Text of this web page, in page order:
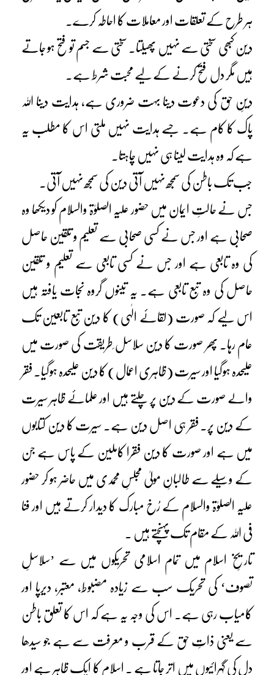
ہر طرح کے تعلقات اور معاملات کا احاطہ کرے۔
دین کبھی سختی سے نہیں پھیلتا۔ سختی سے جسم تو فتح ہو جاتے
ہیں مگر دل فتح کرنے کے لیے محبت شرط ہے۔
دینِ حق کی دعوت دینا بہت ضروری ہے، ہدایت دینا اللہ
پاک کا کام ہے۔ جسے ہدایت نہیں ملتی اس کا مطلب یہ
ہے کہ وہ ہدایت لینا ہی نہیں چاہتا۔
جب تک باطن کی سمجھ نہیں آتی دین کی سمجھ نہیں آتی۔
جس نے حالتِ ایمان میں حضور علیہ الصلوٰۃ والسلام کو دیکھا وہ
صحابی ہے اور جس نے کسی صحابی سے تعلیم و تلقین حاصل
کی وہ تابعی ہے اور جس نے کسی تابعی سے تعلیم و تلقین
حاصل کی وہ تبع تابعی ہے۔ یہ تینوں گروہ نجات یافتہ ہیں
اس لیے کہ صورت (لقائے الٰہی) کا دین تبع تابعین تک
عام رہا۔ پھر صورت کا دین سلاسل ِطریقت کی صورت میں
علیحدہ ہوگیا اور سیرت (ظاہری اعمال) کا دین علیحدہ ہوگیا۔ فقر
والے صورت کے دین پر چلتے ہیں اور علمائے ظاہر سیرت
کے دین پر۔ فقر ہی اصل دین ہے۔ سیرت کا دین کتابوں
میں ہے اور صورت کا دین فقرا کاملین کے پاس ہے جن
کے وسیلے سے طالبانِ مولیٰ مجلسِ محمدی میں حاضر ہو کر حضور
علیہ الصلوٰۃ والسلام کے رُخ مبارک کا دیدار کرتے ہیں اور فنا
فی اللہ کے مقام تک پہنچتے ہیں ۔
تاریخِ اسلام میں تمام اسلامی تحریکوں میں سے ’سلاسلِ
تصوف‘ کی تحریک سب سے زیادہ مضبوط، معتبر، دیرپا اور
کامیاب رہی ہے۔ اس کی وجہ یہ ہے کہ اس کا تعلق باطن
سے یعنی ذاتِ حق کے قرب و معرفت سے ہے جو سیدھا
دل کی گہرائیوں میں اتر جاتا ہے ۔ اسلام کا ایک ظاہر ہے اور